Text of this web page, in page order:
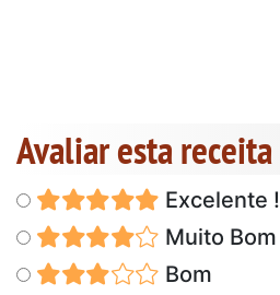
Avaliar esta receita
Excelente !
Muito Bom
Bom